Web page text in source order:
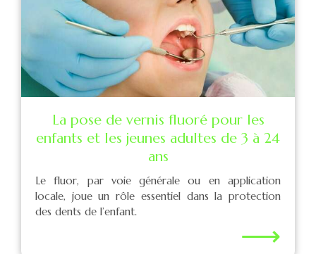
La pose de vernis fluoré pour les
enfants et les jeunes adultes de 3 à 24
ans
Le fluor, par voie générale ou en application
locale, joue un rôle essentiel dans la protection
des dents de l’enfant.
⟶